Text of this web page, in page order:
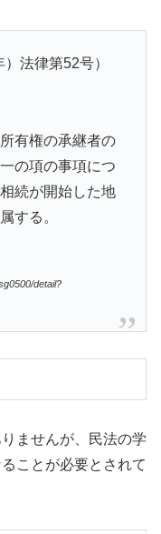
法律第52号）
有権の承継者の
の項の事項につ
続が開始した地
する。
detail?
ませんが、民法の学
ことが必要とされて